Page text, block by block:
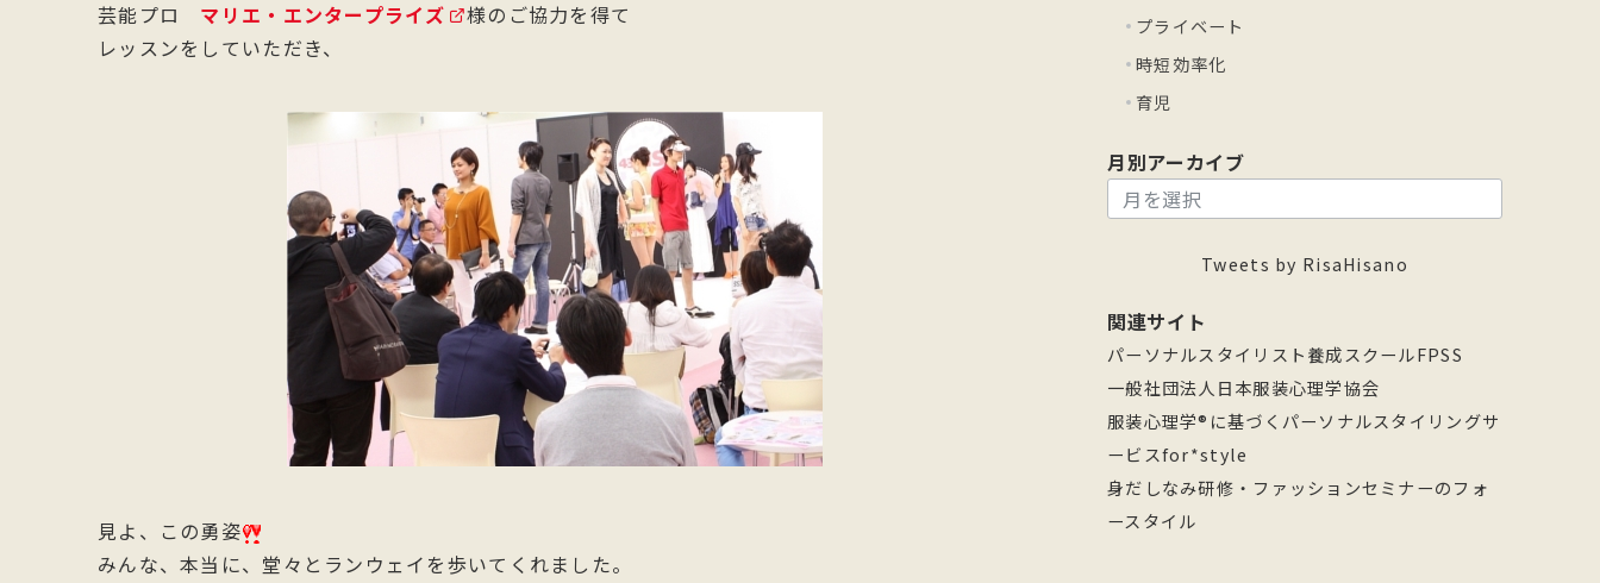
芸能プロ マリエ・エンタープライズ
様のご協力を得て
レッスンをしていただき、
見よ、この勇姿
みんな、本当に、堂々とランウェイを歩いてくれました。
プライベート
時短効率化
育児
月別アーカイブ
カ
イ
ブ
Tweets by RisaHisano
関連サイト
パーソナルスタイリスト養成スクールFPSS
一般社団法人日本服装心理学協会
服装心理学®に基づくパーソナルスタイリングサ
ービスfor*style
身だしなみ研修・ファッションセミナーのフォ
ースタイル